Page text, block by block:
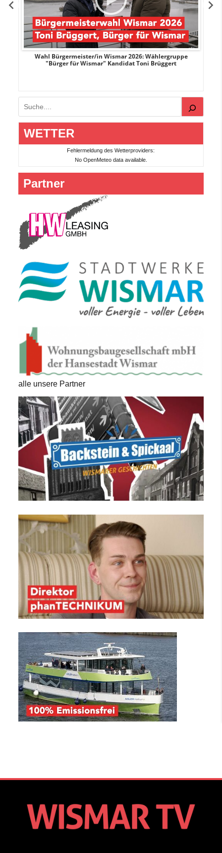
Wahl Bürgermeister/in Wismar 2026: Wählergruppe
"Bürger für Wismar" Kandidat Toni Brüggert
Suchen
WETTER
Fehlermeldung des Wetterproviders:
No OpenMeteo data available.
Partner
alle unsere Partner